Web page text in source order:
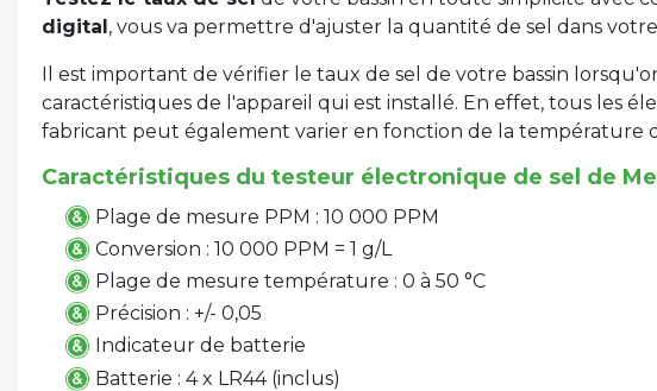
digital, vous va permettre d'ajuster la quantité de sel dans votre
Il est important de vérifier le taux de sel de votre bassin
caractéristiques de l'appareil qui est installé. En effet, tous les
fabricant peut également varier en fonction de la température
Caractéristiques du testeur électronique de sel de
Plage de mesure PPM : 10 000 PPM
Conversion : 10 000 PPM = 1 g/L
Plage de mesure température : 0 à 50 °C
Précision : +/- 0,05
Indicateur de batterie
Batterie : 4 x LR44 (inclus)